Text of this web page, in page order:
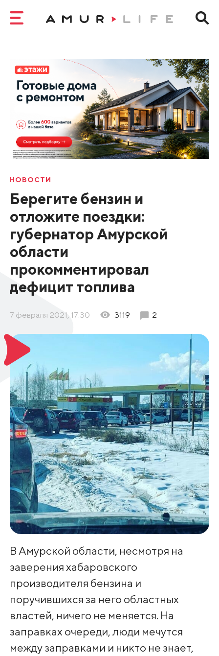
НОВОСТИ
Берегите бензин и
отложите поездки:
губернатор Амурской
области
прокомментировал
дефицит топлива
7 февраля 2021, 17:30 3119 2
В Амурской области, несмотря на
заверения хабаровского
производителя бензина и
поручившихся за него областных
властей, ничего не меняется. На
заправках очереди, люди мечутся
между заправками и никто не знает,